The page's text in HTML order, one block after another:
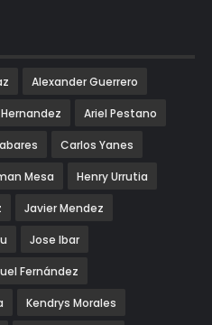
Alexander Guerrero
Ariel Pestano
Carlos Yanes
Mesa Henry Urrutia
Javier Mendez
Jose Ibar
Fernández
Kendrys Morales